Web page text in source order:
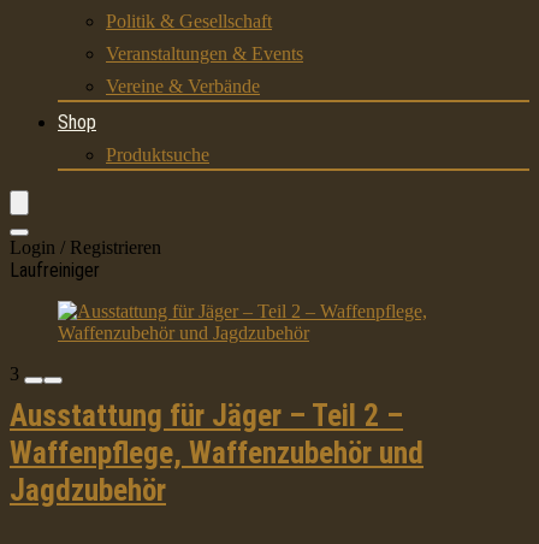
Politik & Gesellschaft
Veranstaltungen & Events
Vereine & Verbände
Shop
Produktsuche
Login / Registrieren
Laufreiniger
3
Ausstattung für Jäger – Teil 2 –
Waffenpflege, Waffenzubehör und
Jagdzubehör